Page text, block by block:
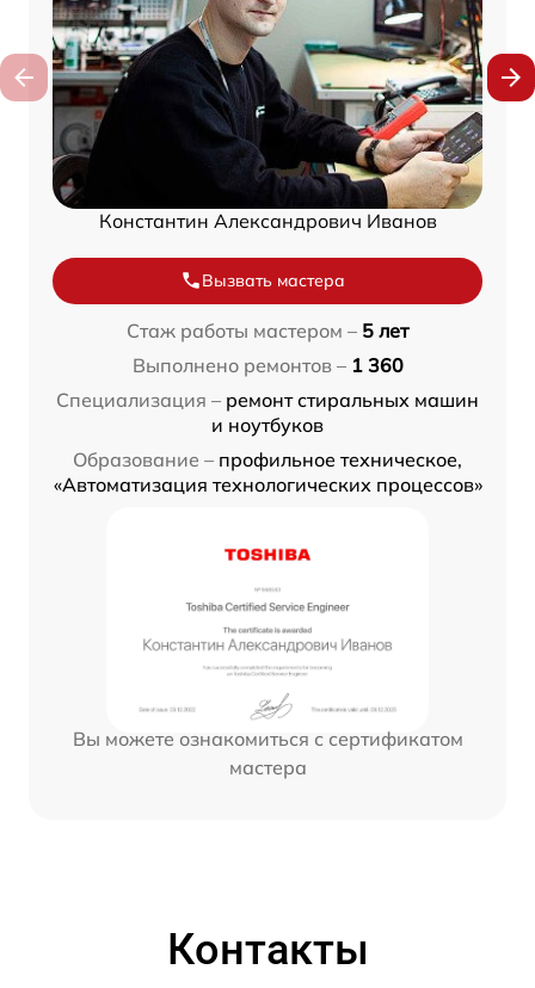
Константин Александрович Иванов
Вызвать мастера
Стаж работы мастером – 5 лет
Выполнено ремонтов – 1 360
Специализация – ремонт стиральных машин
и ноутбуков
Образование – профильное техническое,
«Автоматизация технологических процессов»
Вы можете ознакомиться с сертификатом
мастера
Контакты